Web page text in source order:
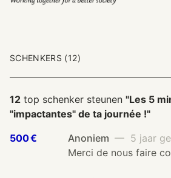
SCHENKERS (12)
12 top schenker steunen "Les 5
"impactantes" de ta journée !"
500 €
Anoniem — 5 jaar
Merci de nous faire